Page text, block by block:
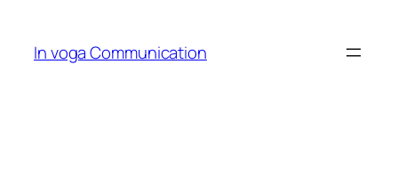
content
In voga Communication